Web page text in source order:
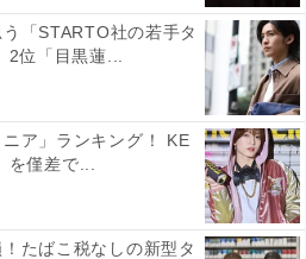
「STARTO社の若手タ
2位「目黒蓮...
ア」ランキング！ KE
僅差で...
たばこ税なしの新型タ